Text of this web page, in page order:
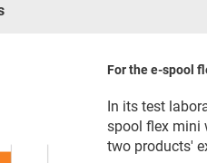
For the e-spool
In its test
spool flex mini
two products'